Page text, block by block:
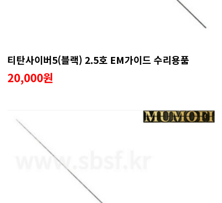
티탄사이버5(블랙) 2.5호 EM가이드 수리용품
20,000원